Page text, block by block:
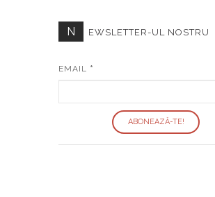
N EWSLETTER-UL NOSTRU
EMAIL *